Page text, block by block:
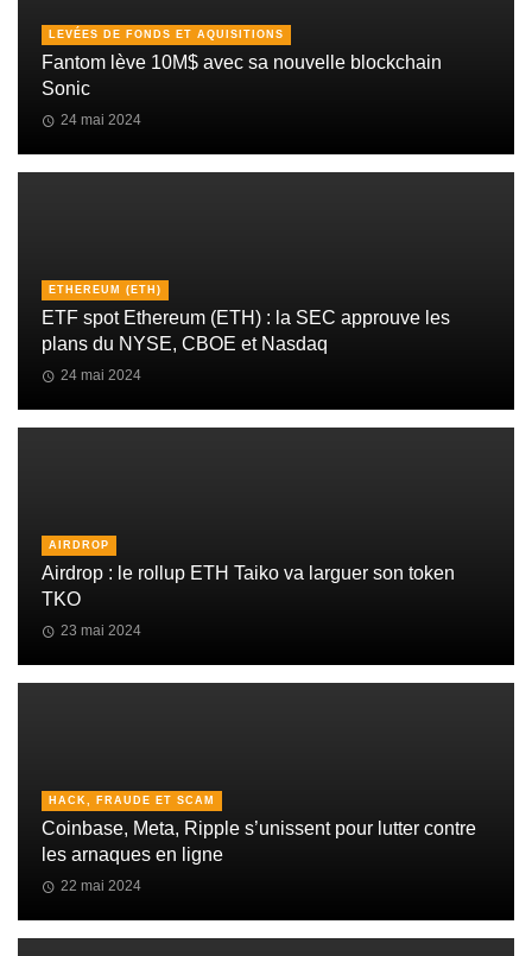
LEVÉES DE FONDS ET AQUISITIONS
Fantom lève 10M$ avec sa nouvelle blockchain
Sonic
24 mai 2024
ETHEREUM (ETH)
ETF spot Ethereum (ETH) : la SEC approuve les
plans du NYSE, CBOE et Nasdaq
24 mai 2024
AIRDROP
Airdrop : le rollup ETH Taiko va larguer son token
TKO
23 mai 2024
HACK, FRAUDE ET SCAM
Coinbase, Meta, Ripple s’unissent pour lutter contre
les arnaques en ligne
22 mai 2024